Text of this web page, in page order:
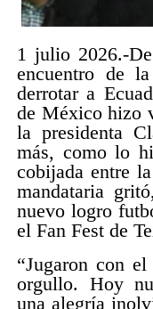
1 julio 2026.-
encuentro de
derrotar a
de México hizo
la presidenta
más, como lo
cobijada entre
mandataria
nuevo logro
el Fan Fest de
“Jugaron con
orgullo. Hoy
una alegría